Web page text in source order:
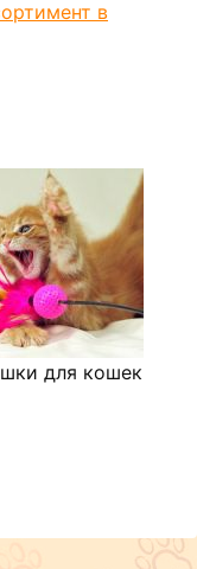
в
для кошек